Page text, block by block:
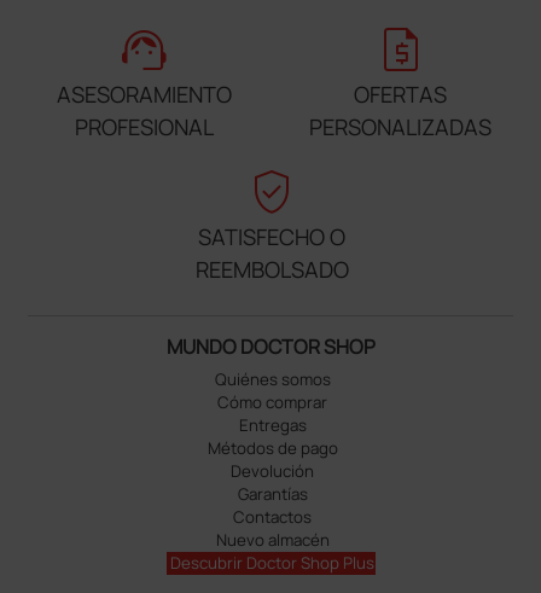
support_agent
ASESORAMIENTO
PROFESIONAL
request_quote
OFERTAS
PERSONALIZADAS
verified_user
SATISFECHO O
REEMBOLSADO
MUNDO DOCTOR SHOP
Quiénes somos
Cómo comprar
Entregas
Métodos de pago
Devolución
Garantías
Contactos
Nuevo almacén
Descubrir Doctor Shop Plus